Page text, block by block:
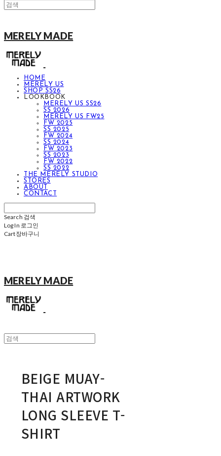
MERELY MADE
HOME
MERELY US
SHOP SS26
LOOKBOOK
MERELY US SS26
SS 2026
MERELY US FW25
FW 2025
SS 2025
FW 2024
SS 2024
FW 2023
SS 2023
FW 2022
SS 2022
THE MERELY STUDIO
STORES
ABOUT
CONTACT
Search 검색
Log In 로그인
Cart장바구니
MERELY MADE
BEIGE MUAY-
THAI ARTWORK
LONG SLEEVE T-
SHIRT